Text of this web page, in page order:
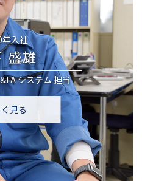
年入社
盛雄
システム担当
見る